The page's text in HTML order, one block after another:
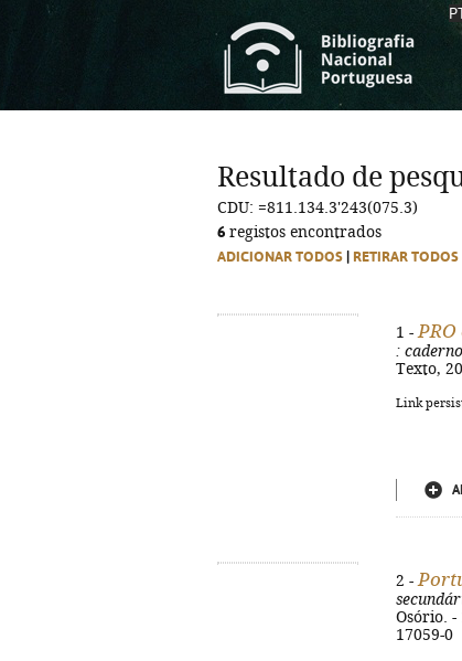
Resultado de
CDU: =811.134.3'243(075.3)
6 registos encontrados
ADICIONAR TODOS RETIRAR TODOS
1 -
:
Texto,
Link
2 -
Osório. -
17059-0